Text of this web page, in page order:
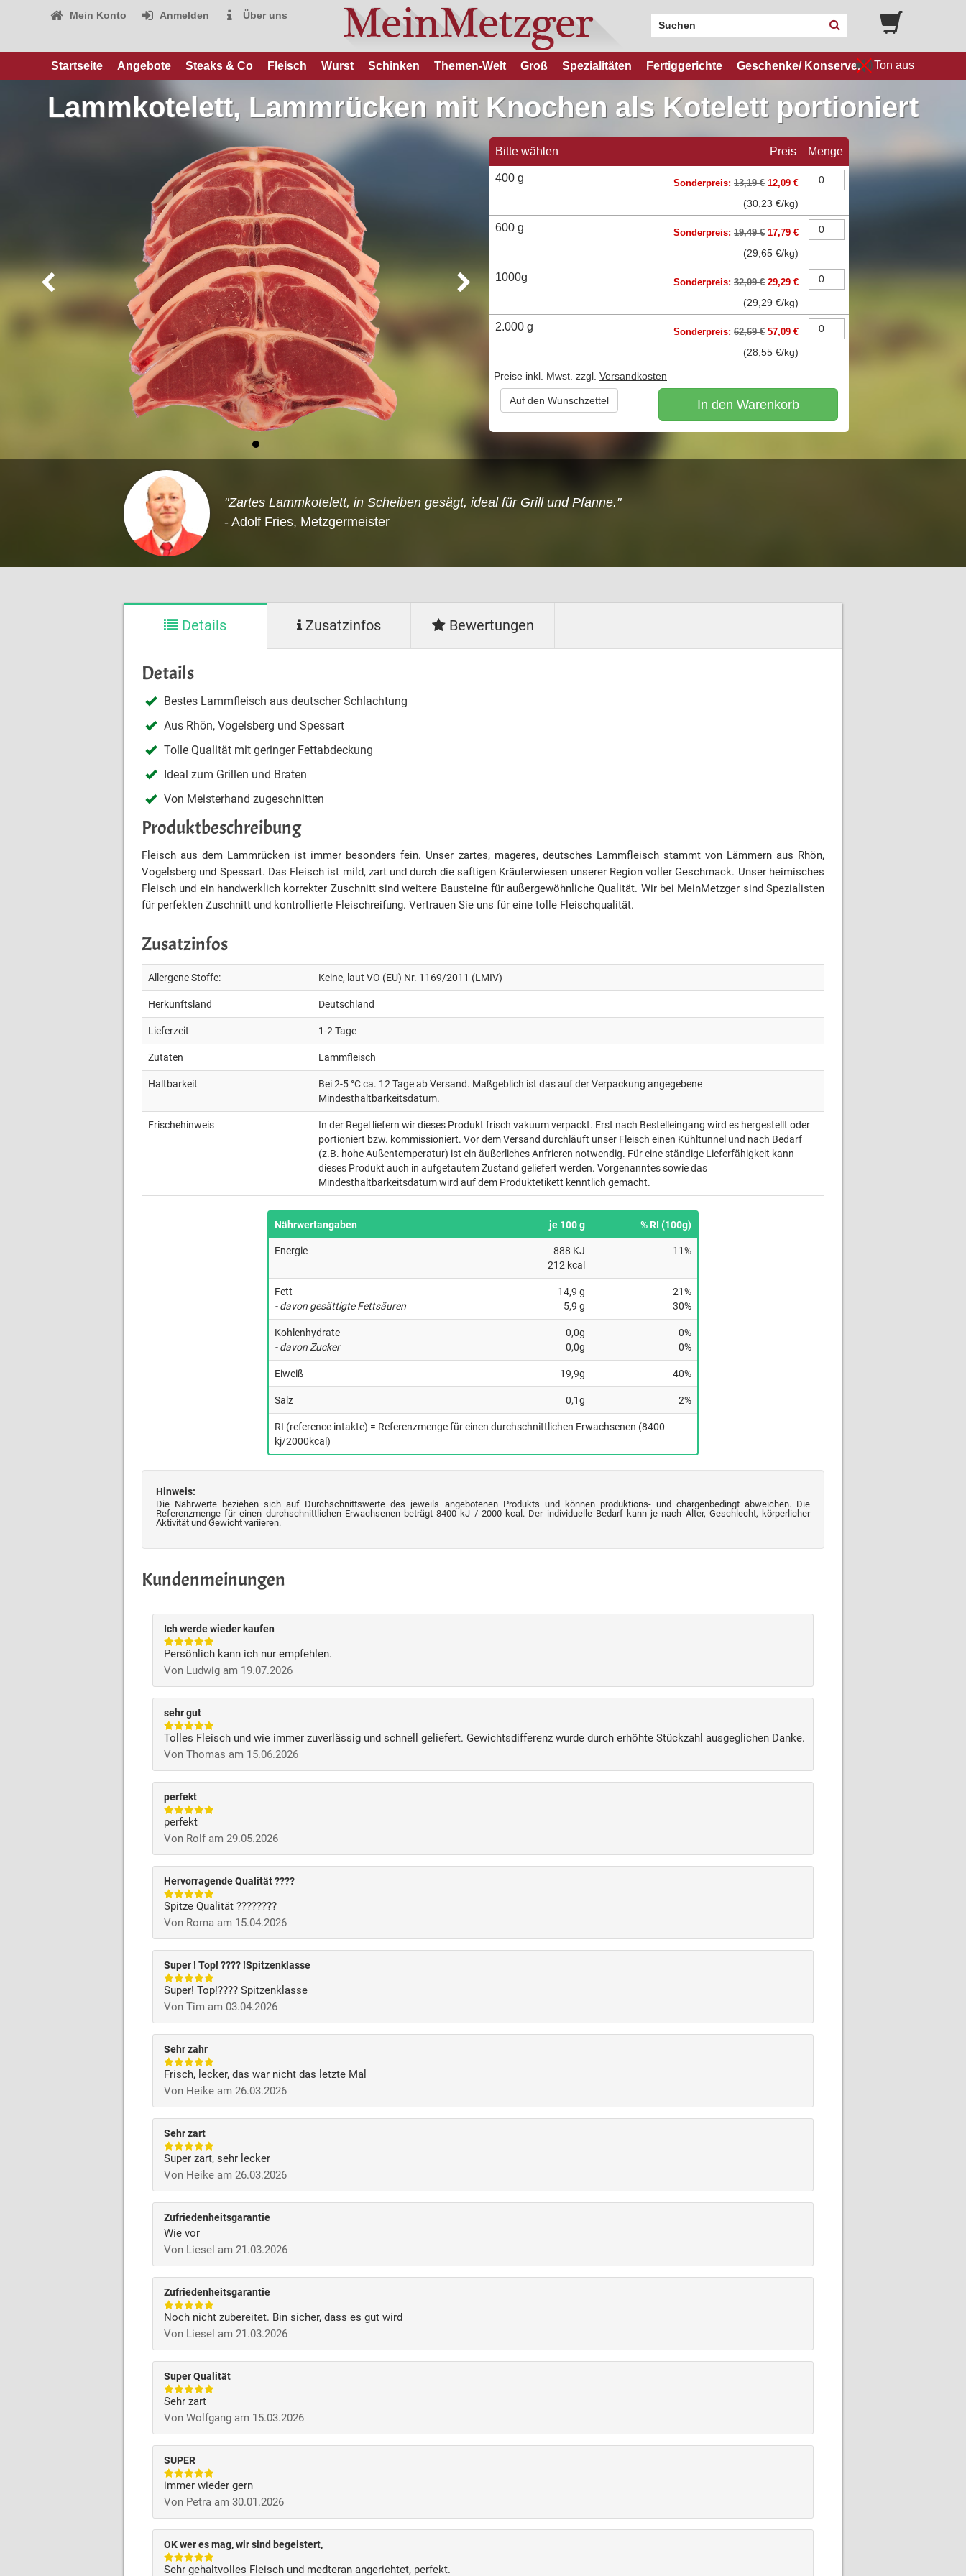
Mein Konto Anmelden Über uns
Startseite Angebote Steaks & Co Fleisch Wurst Schinken Themen-Welt Groß Spezialitäten Fertiggerichte Geschenke/ Konserven Ton aus
Lammkotelett, Lammrücken mit Knochen als Kotelett portioniert
Bitte wählen Preis Menge
400 g Sonderpreis: 13,19 € 12,09 €
(30,23 €/kg)
600 g Sonderpreis: 19,49 € 17,79 €
(29,65 €/kg)
1000g Sonderpreis: 32,09 € 29,29 €
(29,29 €/kg)
2.000 g Sonderpreis: 62,69 € 57,09 €
(28,55 €/kg)
Preise inkl. Mwst. zzgl. Versandkosten
In den Warenkorb
Auf den Wunschzettel
"Zartes Lammkotelett, in Scheiben gesägt, ideal für Grill und Pfanne."
- Adolf Fries, Metzgermeister
Details Zusatzinfos Bewertungen
Details
Bestes Lammfleisch aus deutscher Schlachtung
Aus Rhön, Vogelsberg und Spessart
Tolle Qualität mit geringer Fettabdeckung
Ideal zum Grillen und Braten
Von Meisterhand zugeschnitten
Produktbeschreibung
Fleisch aus dem Lammrücken ist immer besonders fein. Unser zartes, mageres, deutsches Lammfleisch stammt von Lämmern aus Rhön,
Vogelsberg und Spessart. Das Fleisch ist mild, zart und durch die saftigen Kräuterwiesen unserer Region voller Geschmack. Unser heimisches
Fleisch und ein handwerklich korrekter Zuschnitt sind weitere Bausteine für außergewöhnliche Qualität. Wir bei MeinMetzger sind Spezialisten
für perfekten Zuschnitt und kontrollierte Fleischreifung. Vertrauen Sie uns für eine tolle Fleischqualität.
Zusatzinfos
Allergene Stoffe: Keine, laut VO (EU) Nr. 1169/2011 (LMIV)
Herkunftsland Deutschland
Lieferzeit 1-2 Tage
Zutaten Lammfleisch
Haltbarkeit
Bei 2-5 °C ca. 12 Tage ab Versand. Maßgeblich ist das auf der Verpackung angegebene
Mindesthaltbarkeitsdatum.
Frischehinweis
In der Regel liefern wir dieses Produkt frisch vakuum verpackt. Erst nach Bestelleingang wird es hergestellt oder
portioniert bzw. kommissioniert. Vor dem Versand durchläuft unser Fleisch einen Kühltunnel und nach Bedarf
(z.B. hohe Außentemperatur) ist ein äußerliches Anfrieren notwendig. Für eine ständige Lieferfähigkeit kann
dieses Produkt auch in aufgetautem Zustand geliefert werden. Vorgenanntes sowie das
Mindesthaltbarkeitsdatum wird auf dem Produktetikett kenntlich gemacht.
Nährwertangaben je 100 g % RI (100g)
Energie
888 KJ
212 kcal
11%
Fett
- davon gesättigte Fettsäuren
14,9 g
5,9 g
21%
30%
Kohlenhydrate
- davon Zucker
0,0g
0,0g
0%
0%
Eiweiß 19,9g 40%
Salz 0,1g 2%
RI (reference intakte) = Referenzmenge für einen durchschnittlichen Erwachsenen (8400
kj/2000kcal)
Hinweis:
Die Nährwerte beziehen sich auf Durchschnittswerte des jeweils angebotenen Produkts und können produktions- und chargenbedingt abweichen. Die
Referenzmenge für einen durchschnittlichen Erwachsenen beträgt 8400 kJ / 2000 kcal. Der individuelle Bedarf kann je nach Alter, Geschlecht, körperlicher
Aktivität und Gewicht variieren.
Kundenmeinungen
Ich werde wieder kaufen
Persönlich kann ich nur empfehlen.
Von Ludwig am 19.07.2026
sehr gut
Tolles Fleisch und wie immer zuverlässig und schnell geliefert. Gewichtsdifferenz wurde durch erhöhte Stückzahl ausgeglichen Danke.
Von Thomas am 15.06.2026
perfekt
perfekt
Von Rolf am 29.05.2026
Hervorragende Qualität ????
Spitze Qualität ????????
Von Roma am 15.04.2026
Super ! Top! ???? !Spitzenklasse
Super! Top!???? Spitzenklasse
Von Tim am 03.04.2026
Sehr zahr
Frisch, lecker, das war nicht das letzte Mal
Von Heike am 26.03.2026
Sehr zart
Super zart, sehr lecker
Von Heike am 26.03.2026
Zufriedenheitsgarantie
Wie vor
Von Liesel am 21.03.2026
Zufriedenheitsgarantie
Noch nicht zubereitet. Bin sicher, dass es gut wird
Von Liesel am 21.03.2026
Super Qualität
Sehr zart
Von Wolfgang am 15.03.2026
SUPER
immer wieder gern
Von Petra am 30.01.2026
OK wer es mag, wir sind begeistert,
Sehr gehaltvolles Fleisch und medteran angerichtet, perfekt.